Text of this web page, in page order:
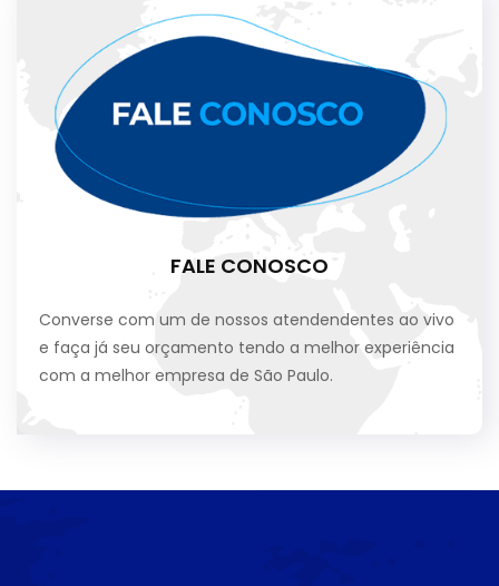
FALE CONOSCO
Converse com um de nossos atendendentes ao vivo
e faça já seu orçamento tendo a melhor experiência
com a melhor empresa de São Paulo.